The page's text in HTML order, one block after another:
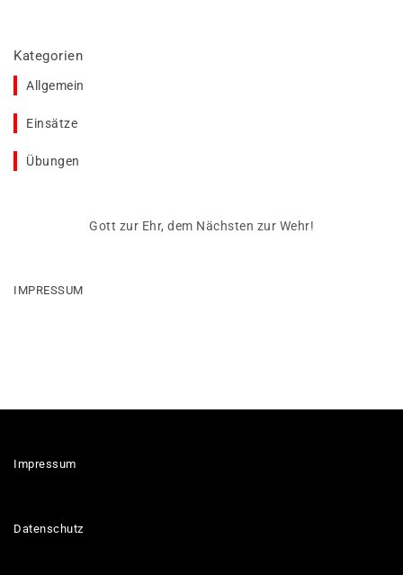
Kategorien
Allgemein
Einsätze
Übungen
Gott zur Ehr, dem Nächsten zur Wehr!
IMPRESSUM
Impressum
Datenschutz